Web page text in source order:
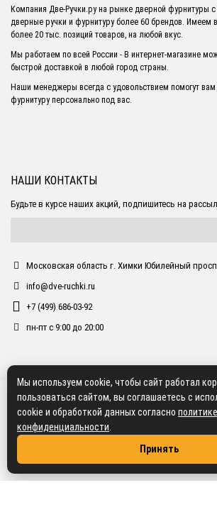
Компания Две-Ручки.ру на рынке дверной фурнитуры
дверные ручки и фурнитуру более 60 брендов. Имеем
более 20 тыс. позиций товаров, на любой вкус.
Мы работаем по всей России - В интернет-магазине
быстрой доставкой в любой город страны.
Наши менеджеры всегда с удовольствием помогут вам
фурнитуру персонально под вас.
НАШИ КОНТАКТЫ
Будьте в курсе наших акций, подпишитесь на
Московская область г. Химки Юбилейный
info@dve-ruchki.ru
+7 (499) 686-03-92
пн-пт с 9:00 до 20:00
Мы используем cookie, чтобы сайт работал
пользоваться сайтом, вы соглашаетесь с
cookie и обработкой данных согласно политике
конфиденциальности
Принять